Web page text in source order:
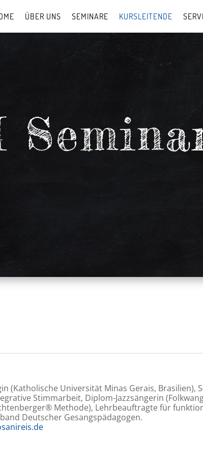
ÜBER UNS SEMINARE KURSLEITENDE
(Katholische Universität Minas Gerais, Brasilien),
Stimmarbeit, Diplom-Jazzsängerin
Methode), Lehrbeauftragte für
Deutscher Gesangspädagogen.